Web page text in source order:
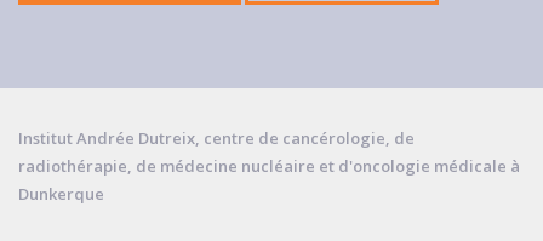
Institut Andrée Dutreix, centre de cancérologie, de
radiothérapie, de médecine nucléaire et d'oncologie médicale à
Dunkerque